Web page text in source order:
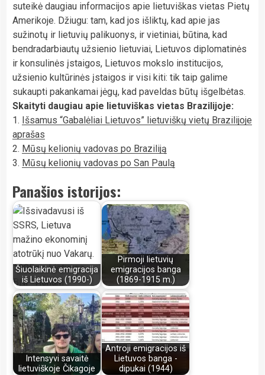
suteikė daugiau informacijos apie lietuviškas vietas Pietų
Amerikoje. Džiugu: tam, kad jos išliktų, kad apie jas
sužinotų ir lietuvių palikuonys, ir vietiniai, būtina, kad
bendradarbiautų užsienio lietuviai, Lietuvos diplomatinės
ir konsulinės įstaigos, Lietuvos mokslo institucijos,
užsienio kultūrinės įstaigos ir visi kiti: tik taip galime
sukaupti pakankamai jėgų, kad paveldas būtų išgelbėtas.
Skaityti daugiau apie lietuviškas vietas Brazilijoje:
1. Išsamus “Gabalėliai Lietuvos” lietuviškų vietų Brazilijoje
aprašas
2. Mūsų kelionių vadovas po Braziliją
3. Mūsų kelionių vadovas po San Paulą
Panašios istorijos:
Šiuolaikinė emigracija
iš Lietuvos (1990-)
Pirmoji lietuvių
emigracijos banga
(1869-1915 m.)
Intensyvi savaitė
lietuviškoje Čikagoje
Antroji emigracijos iš
Lietuvos banga -
dipukai (1944)